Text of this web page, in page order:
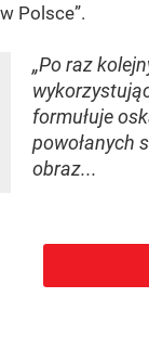
w Polsce”.
„Po raz
formułuje
powołanych
obraz...